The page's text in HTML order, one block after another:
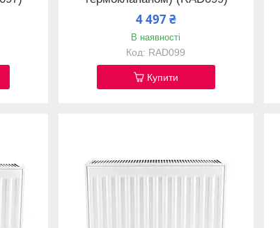
4 497 ₴
В наявності
RAD099
Купити